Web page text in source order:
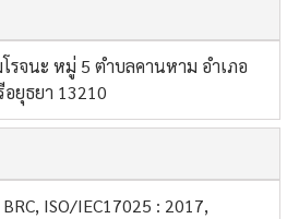
รจนะ หมู่ 5 ตำบลคานหาม อำเภอ
ยุธยา 13210
BRC, ISO/IEC17025 : 2017,